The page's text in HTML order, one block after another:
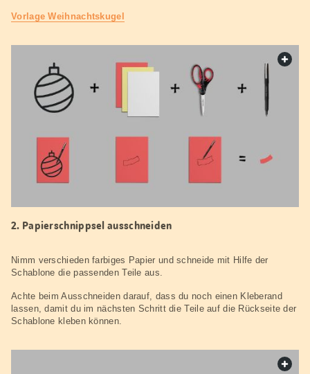
Vorlage Weihnachtskugel
Papierschnippsel ausschneiden
Nimm verschieden farbiges Papier und schneide mit Hilfe der
Schablone die passenden Teile aus.
Achte beim Ausschneiden darauf, dass du noch einen Kleberand
lassen, damit du im nächsten Schritt die Teile auf die Rückseite der
Schablone kleben können.